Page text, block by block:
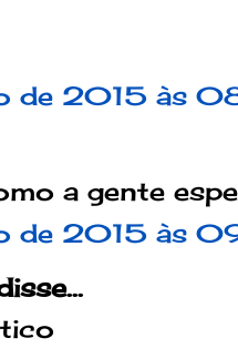
de 2015 às
a gente
de 2015 às